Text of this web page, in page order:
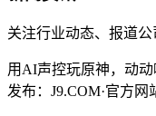
关注行业动态、报道公
用AI声控玩原神，动
发布：J9.COM·官方网